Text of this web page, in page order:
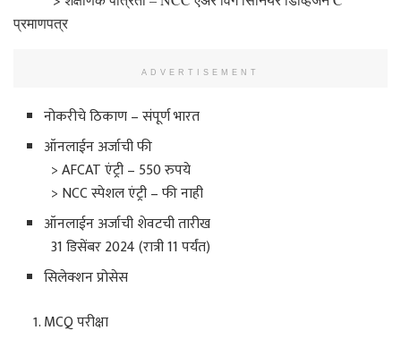
प्रमाणपत्र
ADVERTISEMENT
नोकरीचे ठिकाण – संपूर्ण भारत
ऑनलाईन अर्जाची फी
> AFCAT एंट्री – 550 रुपये
> NCC स्पेशल एंट्री – फी नाही
ऑनलाईन अर्जाची शेवटची तारीख
31 डिसेंबर 2024 (रात्री 11 पर्यंत)
सिलेक्शन प्रोसेस
MCQ परीक्षा